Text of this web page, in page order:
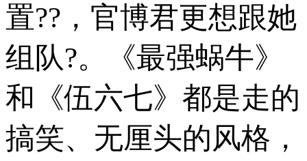
置??，官博君更想跟她
组队?。《最强蜗牛》
和《伍六七》都是走的
搞笑、无厘头的风格，